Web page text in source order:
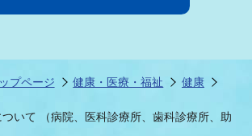
プページ 健康・医療・福祉
健康
いて （病院、医科診療所、歯科診療所、助